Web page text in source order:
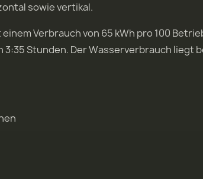
sowie vertikal.
Verbrauch von 65 kWh pro 100
Stunden. Der Wasserverbrauch liegt